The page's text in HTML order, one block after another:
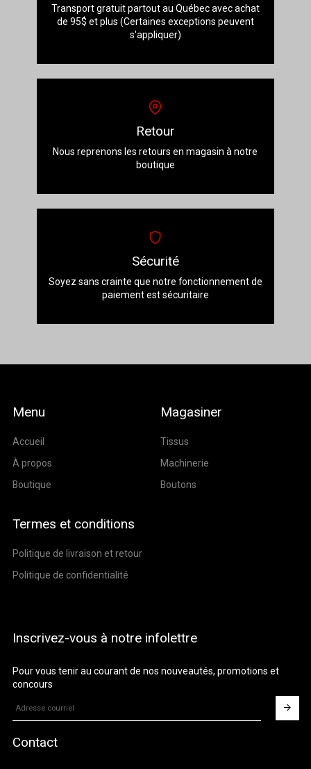
Transport gratuit partout au Québec avec achat
de 95$ et plus (Certaines exceptions peuvent
s'appliquer)
Retour
Nous reprenons les retours en magasin à notre
boutique
Sécurité
Soyez sans crainte que notre fonctionnement de
paiement est sécuritaire
Menu
Accueil
À propos
Boutique
Magasiner
Tissus
Machinerie
Boutons
Termes et conditions
Politique de livraison et retour
Politique de confidentialité
Inscrivez-vous à notre infolettre
Pour vous tenir au courant de nos nouveautés, promotions et
concours
Contact